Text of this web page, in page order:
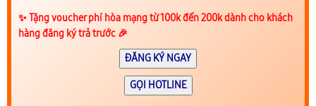
✨️ Tặng voucher phí hòa mạng từ 100k đến 200k dành cho khách
hàng đăng ký trả trước 🎉
ĐĂNG KÝ NGAY
GỌI HOTLINE